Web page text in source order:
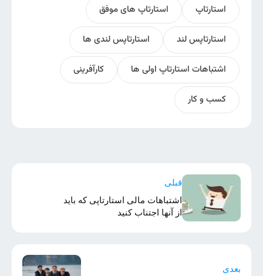
استارتاپ استارتاپ های موفق
استارتاپس لند استارتاپس لندی ها
اشتباهات استارتاپ اولی ها کارآفرینی
کسب و کار
قبلی
اشتباهات مالی استارتاپی که باید
از آنها اجتناب کنید
بعدی